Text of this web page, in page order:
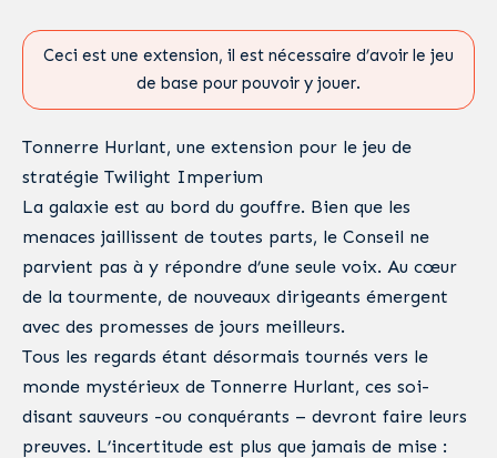
Ceci est une extension, il est nécessaire d’avoir le jeu
de base pour pouvoir y jouer.
Tonnerre Hurlant, une extension pour le jeu de
stratégie Twilight Imperium
La galaxie est au bord du gouffre. Bien que les
menaces jaillissent de toutes parts, le Conseil ne
parvient pas à y répondre d’une seule voix. Au cœur
de la tourmente, de nouveaux dirigeants émergent
avec des promesses de jours meilleurs.
Tous les regards étant désormais tournés vers le
monde mystérieux de Tonnerre Hurlant, ces soi-
disant sauveurs -ou conquérants – devront faire leurs
preuves. L’incertitude est plus que jamais de mise :